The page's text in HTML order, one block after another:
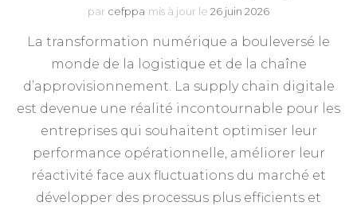
par cefppa mis à jour le 26 juin 2026
La transformation numérique a bouleversé le
monde de la logistique et de la chaîne
d’approvisionnement. La supply chain digitale
est devenue une réalité incontournable pour les
entreprises qui souhaitent optimiser leur
performance opérationnelle, améliorer leur
réactivité face aux fluctuations du marché et
développer des processus plus efficients et